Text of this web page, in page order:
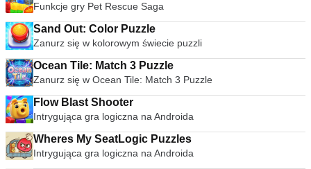
Funkcje gry Pet Rescue Saga
Sand Out: Color Puzzle
Zanurz się w kolorowym świecie puzzli
Ocean Tile: Match 3 Puzzle
Zanurz się w Ocean Tile: Match 3 Puzzle
Flow Blast Shooter
Intrygująca gra logiczna na Androida
Wheres My SeatLogic Puzzles
Intrygująca gra logiczna na Androida